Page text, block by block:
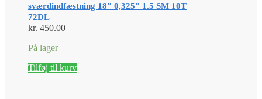
sværdindfæstning 18″ 0,325″ 1.5 SM 10T
72DL
kr. 450.00
På lager
Tilføj til kurv